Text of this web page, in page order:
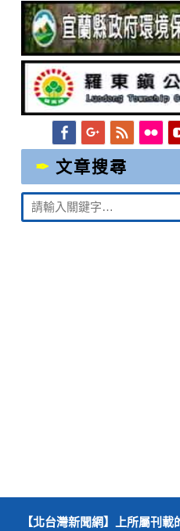
FacebookGoogleplus
Feed
文章搜尋
Suche
nach:
【北台灣新聞網】上所屬刊